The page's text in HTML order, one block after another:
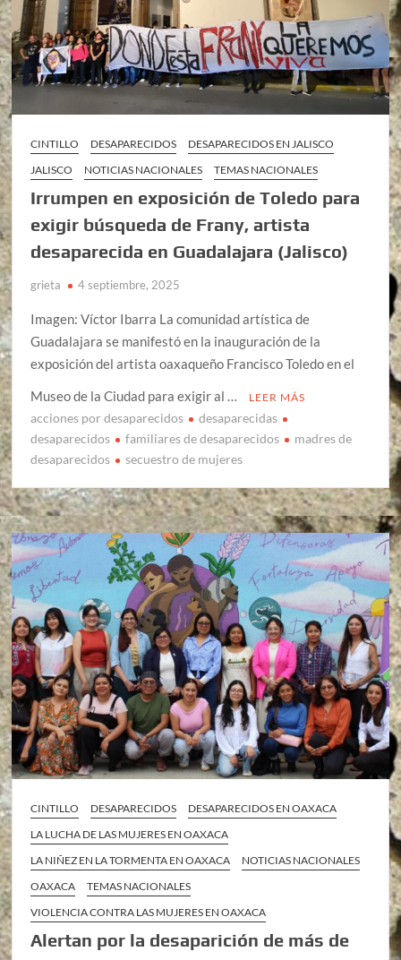
CINTILLO DESAPARECIDOS
DESAPARECIDOS EN JALISCO
JALISCO
NOTICIAS NACIONALES TEMAS NACIONALES
Irrumpen en exposición de Toledo para
exigir búsqueda de Frany, artista
desaparecida en Guadalajara (Jalisco)
grieta 4 septiembre, 2025
Imagen: Víctor Ibarra La comunidad artística de
Guadalajara se manifestó en la inauguración de la
exposición del artista oaxaqueño Francisco Toledo en el
Museo de la Ciudad para exigir al …
LEER MÁS
acciones por desaparecidos
desaparecidas
desaparecidos
familiares de desaparecidos
madres de
desaparecidos
secuestro de mujeres
CINTILLO DESAPARECIDOS
DESAPARECIDOS EN OAXACA
LA LUCHA DE LAS MUJERES EN OAXACA
LA NIÑEZ EN LA TORMENTA EN OAXACA
NOTICIAS NACIONALES
OAXACA
TEMAS NACIONALES
VIOLENCIA CONTRA LAS MUJERES EN OAXACA
Alertan por la desaparición de más de